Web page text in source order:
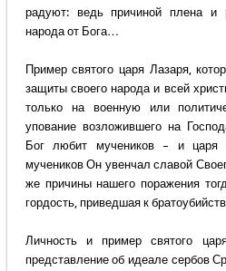
радуют: ведь причиной плена и
народа от Бога…
Пример святого царя Лазаря,
защиты своего народа и всей
только на военную или
упование возложившего на
Бог любит мучеников – и царя
мучеников Он увенчал славой
же причины нашего поражения
гордость, приведшая к
Личность и пример святого
представление об идеале сербов